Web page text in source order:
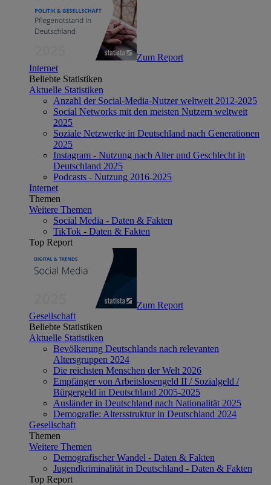
Zum Report
Internet
Beliebte Statistiken
Aktuelle Statistiken
Anzahl der Social-Media-Nutzer weltweit 2012-2025
Social Networks mit den meisten Nutzern weltweit
2025
Soziale Netzwerke in Deutschland nach Generationen
2025
Instagram - Nutzung nach Alter und Geschlecht in
Deutschland 2025
Podcasts - Nutzung 2016-2025
Internet
Themen
Weitere Themen
Social Media - Daten & Fakten
TikTok - Daten & Fakten
Top Report
Zum Report
Gesellschaft
Beliebte Statistiken
Aktuelle Statistiken
Bevölkerung Deutschlands nach relevanten
Altersgruppen 2024
Die reichsten Menschen der Welt 2026
Empfänger von Arbeitslosengeld II / Sozialgeld /
Bürgergeld in Deutschland 2005-2025
Ausländer in Deutschland nach Nationalität 2025
Demografie: Altersstruktur in Deutschland 2024
Gesellschaft
Themen
Weitere Themen
Demografischer Wandel - Daten & Fakten
Jugendkriminalität in Deutschland - Daten & Fakten
Top Report